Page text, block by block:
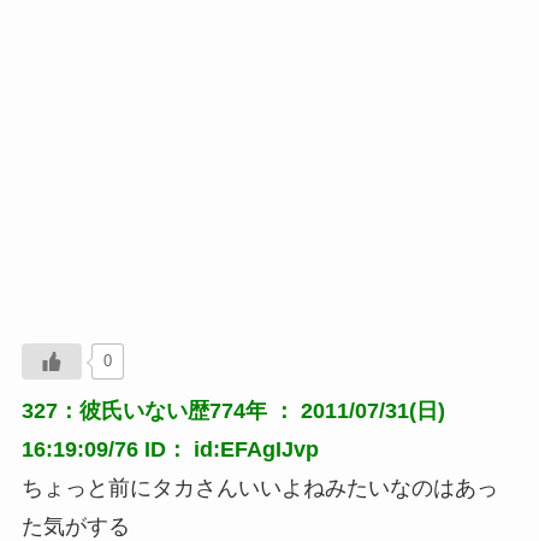
0
327：彼氏いない歴774年 ： 2011/07/31(日)
16:19:09/76 ID： id:EFAgIJvp
ちょっと前にタカさんいいよねみたいなのはあっ
た気がする